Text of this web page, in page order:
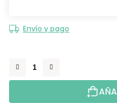
Envío y pago